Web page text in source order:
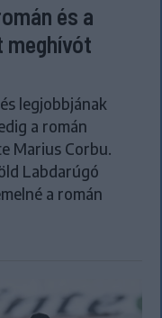
és a
legjobbjának
a román
Marius Corbu.
Labdarúgó
a román